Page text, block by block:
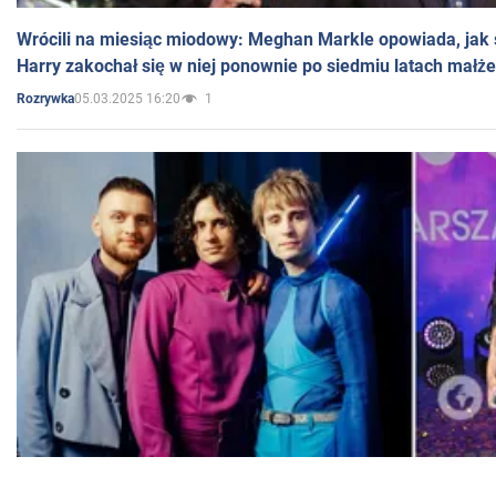
Wrócili na miesiąc miodowy: Meghan Markle opowiada, jak
Harry zakochał się w niej ponownie po siedmiu latach
Rozrywka05.03.2025 16:20 1